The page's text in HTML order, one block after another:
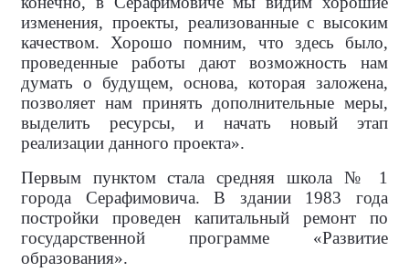
изменения, проекты, реализованные с высоким
качеством. Хорошо помним, что здесь было,
проведенные работы дают возможность нам
думать о будущем, основа, которая заложена,
позволяет нам принять дополнительные меры,
выделить ресурсы, и начать новый этап
реализации данного проекта».
Первым пунктом стала средняя школа № 1
города Серафимовича. В здании 1983 года
постройки проведен капитальный ремонт по
государственной программе «Развитие
образования».